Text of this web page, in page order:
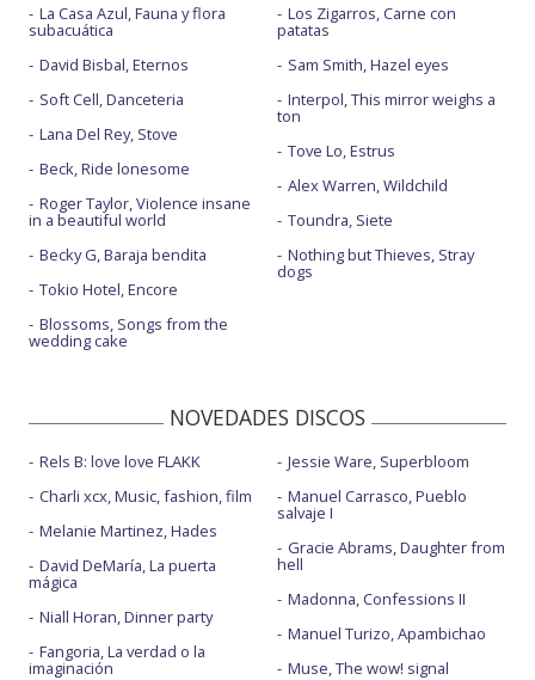
La Casa Azul, Fauna y flora
subacuática
David Bisbal, Eternos
Soft Cell, Danceteria
Lana Del Rey, Stove
Beck, Ride lonesome
Roger Taylor, Violence insane
in a beautiful world
Becky G, Baraja bendita
Tokio Hotel, Encore
Blossoms, Songs from the
wedding cake
Los Zigarros, Carne con
patatas
Sam Smith, Hazel eyes
Interpol, This mirror weighs a
ton
Tove Lo, Estrus
Alex Warren, Wildchild
Toundra, Siete
Nothing but Thieves, Stray
dogs
NOVEDADES DISCOS
Rels B: love love FLAKK
Charli xcx, Music, fashion, film
Melanie Martinez, Hades
David DeMaría, La puerta
mágica
Niall Horan, Dinner party
Fangoria, La verdad o la
imaginación
Jessie Ware, Superbloom
Manuel Carrasco, Pueblo
salvaje I
Gracie Abrams, Daughter from
hell
Madonna, Confessions II
Manuel Turizo, Apambichao
Muse, The wow! signal